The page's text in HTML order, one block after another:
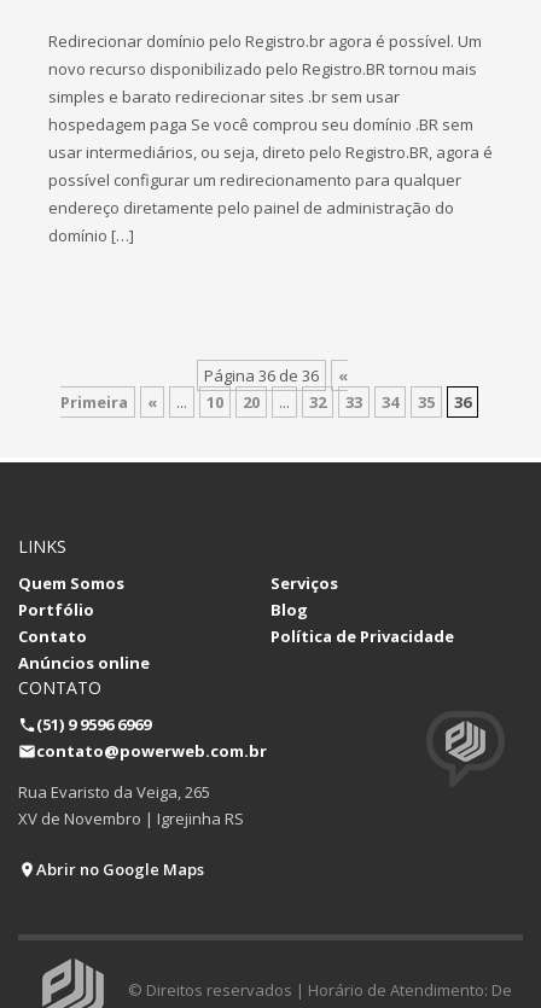
Redirecionar domínio pelo Registro.br agora é possível. Um
novo recurso disponibilizado pelo Registro.BR tornou mais
simples e barato redirecionar sites .br sem usar
hospedagem paga Se você comprou seu domínio .BR sem
usar intermediários, ou seja, direto pelo Registro.BR, agora é
possível configurar um redirecionamento para qualquer
endereço diretamente pelo painel de administração do
domínio […]
Página 36 de 36
«
Primeira
« ... 10 20 ... 32 33 34 35 36
LINKS
Quem Somos
Serviços
Portfólio
Blog
Contato
Política de Privacidade
Anúncios online
CONTATO
(51) 9 9596 6969
contato@powerweb.com.br
Rua Evaristo da Veiga, 265
XV de Novembro | Igrejinha RS
Abrir no Google Maps
© Direitos reservados | Horário de Atendimento: De